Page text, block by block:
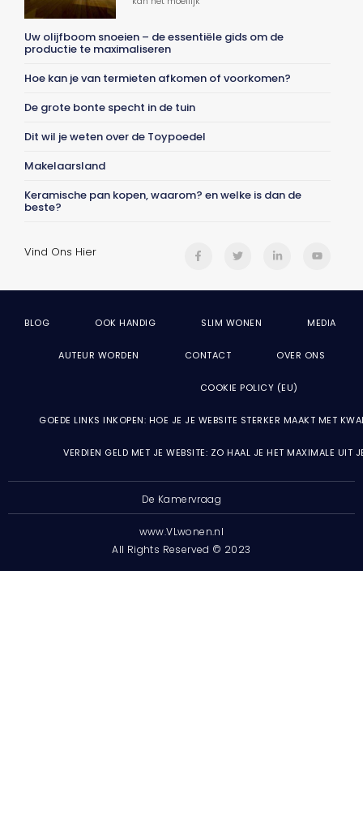
Uw olijfboom snoeien – de essentiële gids om de
productie te maximaliseren
Hoe kan je van termieten afkomen of voorkomen?
De grote bonte specht in de tuin
Dit wil je weten over de Toypoedel
Makelaarsland
Keramische pan kopen, waarom? en welke is dan de
beste?
Vind Ons Hier
BLOG OOK HANDIG SLIM WONEN MEDIA
AUTEUR WORDEN CONTACT OVER ONS
COOKIE POLICY (EU)
GOEDE LINKS INKOPEN: HOE JE JE WEBSITE STERKER MAAKT MET
VERDIEN GELD MET JE WEBSITE: ZO HAAL JE HET MAXIMALE UIT
De Kamervraag
www.VLwonen.nl
All Rights Reserved © 2023